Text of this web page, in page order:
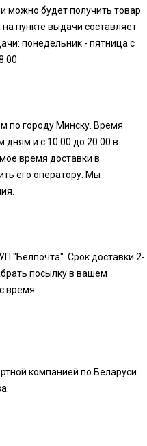
можно будет получить товар.
пункте выдачи составляет
понедельник - пятница с
по городу Минску. Время
дням и с 10.00 до 20.00 в
время доставки в
его оператору. Мы
"Белпочта". Срок доставки 2-
посылку в вашем
время.
компанией по Беларуси.